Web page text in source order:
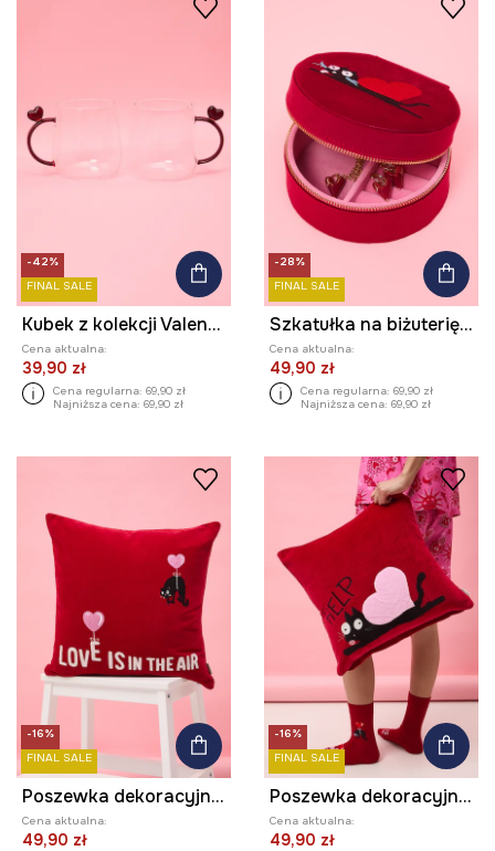
-42%
FINAL SALE
Kubek z kolekcji Valentine’s Day (2-pack)
Cena aktualna:
39,90 zł
Cena regularna: 69,90 zł
Najniższa cena: 69,90 zł
-28%
FINAL SALE
Szkatułka na biżuterię z kolekcji Valentine’s Day
Cena aktualna:
49,90 zł
Cena regularna: 69,90 zł
Najniższa cena: 69,90 zł
-16%
FINAL SALE
Poszewka dekoracyjna na poduszkę z haftem z kolekcji Valentine’s Day
Cena aktualna:
49,90 zł
-16%
FINAL SALE
Poszewka dekoracyjna na poduszkę z haftem z kolekcji Valentine’s Day
Cena aktualna:
49,90 zł